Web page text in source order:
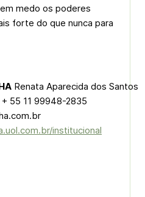
medo os poderes
forte do que nunca para
Renata Aparecida dos Santos
55 11 99948-2835
institucional